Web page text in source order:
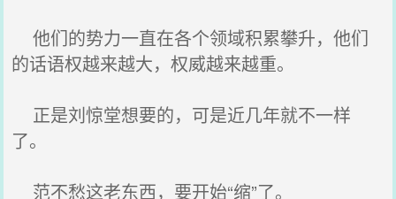
他们的势力一直在各个领域积累攀升，他们
的话语权越来越大，权威越来越重。
正是刘惊堂想要的，可是近几年就不一样
了。
范不愁这老东西，要开始“缩”了。